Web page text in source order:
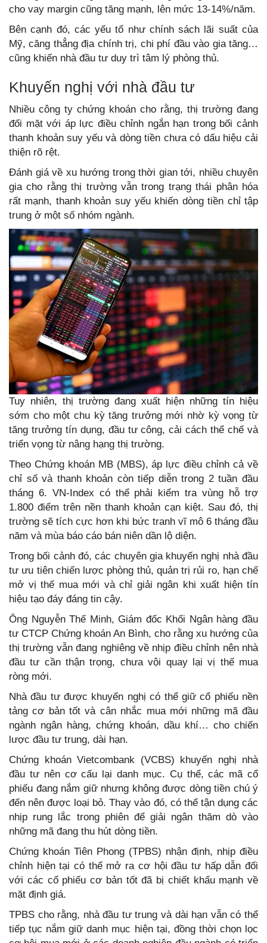
cho vay margin cũng tăng mạnh, lên mức 13-14%/năm.
Bên cạnh đó, các yếu tố như chính sách lãi suất của
Mỹ, căng thẳng địa chính trị, chi phí đầu vào gia tăng…
cũng khiến nhà đầu tư duy trì tâm lý phòng thủ.
Khuyến nghị với nhà đầu tư
Nhiều công ty chứng khoán cho rằng, thị trường đang
đối mặt với áp lực điều chỉnh ngắn hạn trong bối cảnh
thanh khoản suy yếu và dòng tiền chưa có dấu hiệu cải
thiện rõ rệt.
Đánh giá về xu hướng trong thời gian tới, nhiều chuyên
gia cho rằng thị trường vẫn trong trạng thái phân hóa
rất mạnh, thanh khoản suy yếu khiến dòng tiền chỉ tập
trung ở một số nhóm ngành.
Tuy nhiên, thị trường đang xuất hiện những tín hiệu
sớm cho một chu kỳ tăng trưởng mới nhờ kỳ vọng từ
tăng trưởng tín dụng, đầu tư công, cải cách thể chế và
triển vọng từ nâng hạng thị trường.
Theo Chứng khoán MB (MBS), áp lực điều chỉnh cả về
chỉ số và thanh khoản còn tiếp diễn trong 2 tuần đầu
tháng 6. VN-Index có thể phải kiểm tra vùng hỗ trợ
1.800 điểm trên nền thanh khoản cạn kiệt. Sau đó, thị
trường sẽ tích cực hơn khi bức tranh vĩ mô 6 tháng đầu
năm và mùa báo cáo bán niên dần lộ diện.
Trong bối cảnh đó, các chuyên gia khuyến nghị nhà đầu
tư ưu tiên chiến lược phòng thủ, quản trị rủi ro, hạn chế
mở vị thế mua mới và chỉ giải ngân khi xuất hiện tín
hiệu tạo đáy đáng tin cậy.
Ông Nguyễn Thế Minh, Giám đốc Khối Ngân hàng đầu
tư CTCP Chứng khoán An Bình, cho rằng xu hướng của
thị trường vẫn đang nghiêng về nhịp điều chỉnh nên nhà
đầu tư cần thận trọng, chưa vội quay lại vị thế mua
ròng mới.
Nhà đầu tư được khuyến nghị có thể giữ cổ phiếu nền
tảng cơ bản tốt và cân nhắc mua mới những mã đầu
ngành ngân hàng, chứng khoán, dầu khí… cho chiến
lược đầu tư trung, dài hạn.
Chứng khoán Vietcombank (VCBS) khuyến nghị nhà
đầu tư nên cơ cấu lại danh mục. Cụ thể, các mã cổ
phiếu đang nắm giữ nhưng không được dòng tiền chú ý
đến nên được loại bỏ. Thay vào đó, có thể tận dụng các
nhịp rung lắc trong phiên để giải ngân thăm dò vào
những mã đang thu hút dòng tiền.
Chứng khoán Tiên Phong (TPBS) nhận định, nhịp điều
chỉnh hiện tại có thể mở ra cơ hội đầu tư hấp dẫn đối
với các cổ phiếu cơ bản tốt đã bị chiết khấu mạnh về
mặt định giá.
TPBS cho rằng, nhà đầu tư trung và dài hạn vẫn có thể
tiếp tục nắm giữ danh mục hiện tại, đồng thời chọn lọc